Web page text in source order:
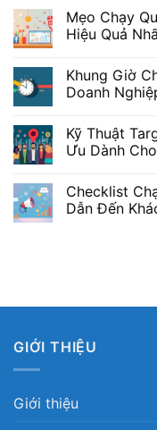
Mẹo Chạy
Hiệu Quả
Khung Giờ
Doanh
Kỹ Thuật
Ưu Dành
Checklist
Dẫn Đến
GIỚI THIỆU
Giới thiệu